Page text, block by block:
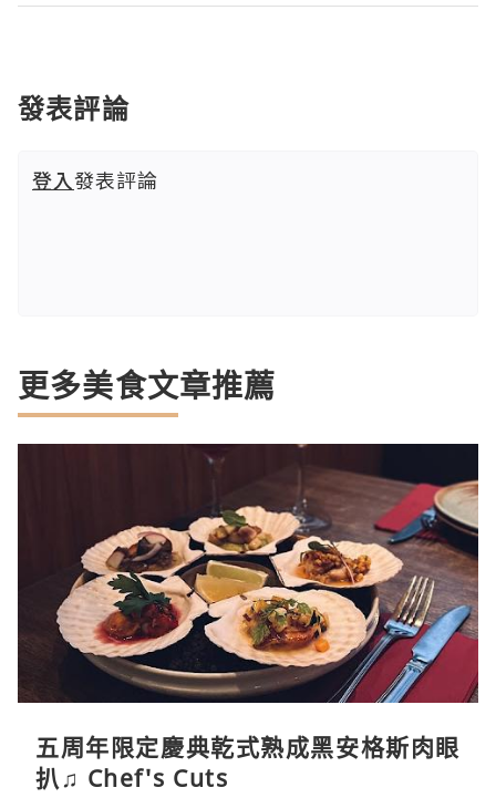
發表評論
登入發表評論
更多美食文章推薦
五周年限定慶典乾式熟成黑安格斯肉眼
扒♫ Chef's Cuts